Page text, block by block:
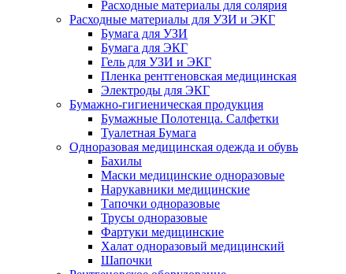
Расходные материалы для солярия
Расходные материалы для УЗИ и ЭКГ
Бумага для УЗИ
Бумага для ЭКГ
Гель для УЗИ и ЭКГ
Пленка рентгеновская медицинская
Электроды для ЭКГ
Бумажно-гигиеническая продукция
Бумажные Полотенца. Салфетки
Туалетная Бумага
Одноразовая медицинская одежда и обувь
Бахилы
Маски медицинские одноразовые
Нарукавники медицинские
Тапочки одноразовые
Трусы одноразовые
Фартуки медицинские
Халат одноразовый медицинский
Шапочки